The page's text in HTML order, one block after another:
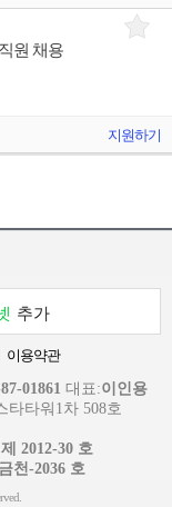
원 채용
지원하기
추가
이용약관
01861 대표:이인용
타타워1차 508호
2012-30 호
천-2036 호